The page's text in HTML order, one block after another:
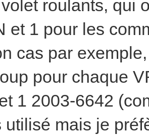
roulants, qui
et 1 pour les
cas par
pour chaque
1 2003-6642
utilisé mais je